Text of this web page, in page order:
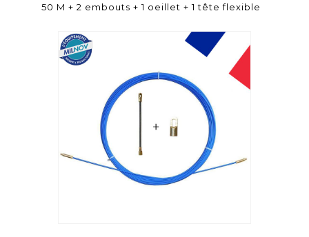
50 M + 2 embouts + 1 oeillet + 1 tête flexible